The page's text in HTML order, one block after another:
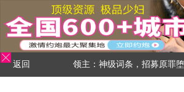
返回 领主：神级词条，招募原罪